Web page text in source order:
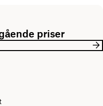
priser